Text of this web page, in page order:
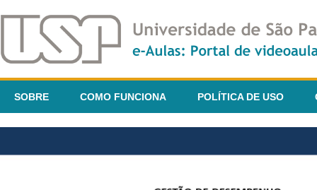
SOBRE COMO FUNCIONA POLÍTICA DE USO